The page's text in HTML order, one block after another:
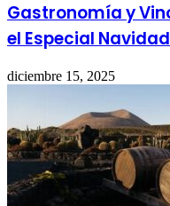
Gastronomía y
el Especial
diciembre 15, 2025